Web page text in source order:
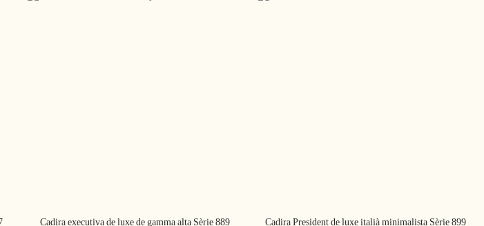
Cadira executiva de luxe de gamma alta Sèrie 889 Cadira President de luxe italià minimalista Sèrie 899